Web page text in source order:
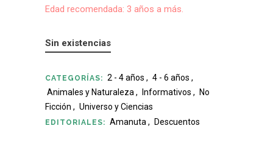
Edad recomendada: 3 años a más.
Sin existencias
CATEGORÍAS: 2 - 4 años , 4 - 6 años ,
Animales y Naturaleza , Informativos , No
Ficción , Universo y Ciencias
EDITORIALES: Amanuta , Descuentos